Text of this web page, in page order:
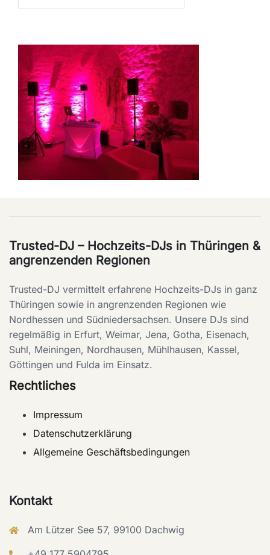
Trusted-DJ – Hochzeits-DJs in Thüringen &
angrenzenden Regionen
Trusted-DJ vermittelt erfahrene Hochzeits-DJs in ganz
Thüringen sowie in angrenzenden Regionen wie
Nordhessen und Südniedersachsen. Unsere DJs sind
regelmäßig in Erfurt, Weimar, Jena, Gotha, Eisenach,
Suhl, Meiningen, Nordhausen, Mühlhausen, Kassel,
Göttingen und Fulda im Einsatz.
Rechtliches
Impressum
Datenschutzerklärung
Allgemeine Geschäftsbedingungen
Kontakt
Am Lützer See 57, 99100 Dachwig